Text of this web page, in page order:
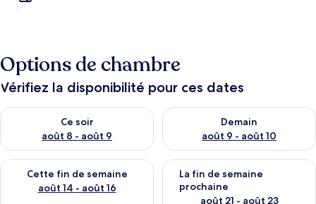
Options de chambre
Vérifiez la disponibilité pour ces dates
Ce soir
août 8 - août 9
Vérifier la disponibilité pour ce soir août 8 - août 9
Demain
août 9 - août 10
Vérifier la disponibilité pour
Cette fin de semaine
août 14 - août 16
Vérifier la disponibilité pour cette fin de semaine août 14 -
La fin de semaine
prochaine
août 21 - août 23
Vérifier la disponibilité pour